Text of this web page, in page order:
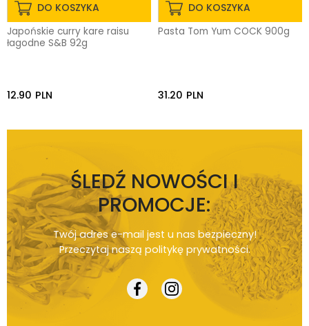
DO KOSZYKA
Japońskie curry kare raisu
łagodne S&B 92g
12.90 PLN
DO KOSZYKA
Pasta Tom Yum COCK 900g
31.20 PLN
ŚLEDŹ NOWOŚCI I
PROMOCJE:
Twój adres e-mail jest u nas bezpieczny!
Przeczytaj naszą politykę prywatności.